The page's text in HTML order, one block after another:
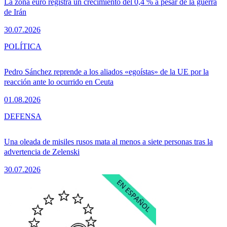
La zona euro registra un crecimiento del 0,4 % a pesar de la guerra
de Irán
30.07.2026
Pedro Sánchez reprende a los aliados «egoístas» de la UE por la
reacción ante lo ocurrido en Ceuta
01.08.2026
POLÍTICA
Una oleada de misiles rusos mata al menos a siete personas tras la
advertencia de Zelenski
30.07.2026
DEFENSA